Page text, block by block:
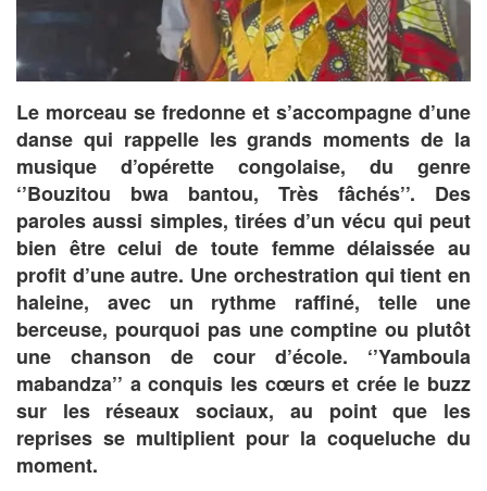
Le morceau se fredonne et s’accompagne d’une
danse qui rappelle les grands moments de la
musique d’opérette congolaise, du genre
‘’Bouzitou bwa bantou, Très fâchés’’. Des
paroles aussi simples, tirées d’un vécu qui peut
bien être celui de toute femme délaissée au
profit d’une autre. Une orchestration qui tient en
haleine, avec un rythme raffiné, telle une
berceuse, pourquoi pas une comptine ou plutôt
une chanson de cour d’école. ‘’Yamboula
mabandza’’ a conquis les cœurs et crée le buzz
sur les réseaux sociaux, au point que les
reprises se multiplient pour la coqueluche du
moment.